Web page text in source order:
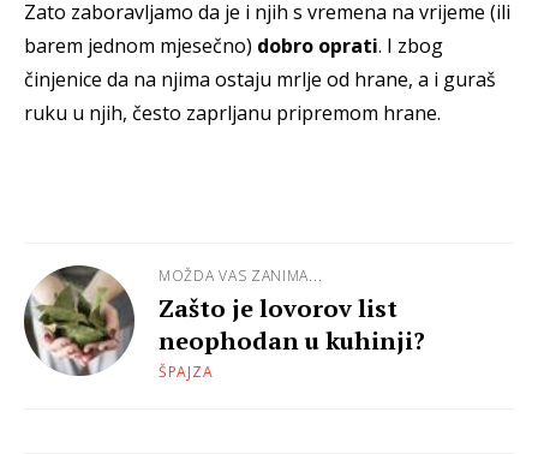
Zato zaboravljamo da je i njih s vremena na vrijeme (ili
barem jednom mjesečno) dobro oprati. I zbog
činjenice da na njima ostaju mrlje od hrane, a i guraš
ruku u njih, često zaprljanu pripremom hrane.
MOŽDA VAS ZANIMA...
Zašto je lovorov list
neophodan u kuhinji?
ŠPAJZA